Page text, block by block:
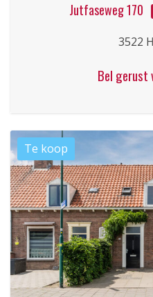
Jutfaseweg 170
3522
Bel gerust